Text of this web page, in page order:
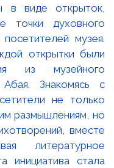
в виде открыток,
точки духовного
музея.
открытки были
из музейного
Знакомясь с
не только
размышлениям, но
вместе
литературное
инициатива стала